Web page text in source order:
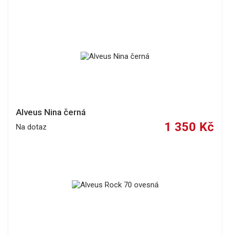
Alveus Nina černá
Na dotaz 1 350 Kč